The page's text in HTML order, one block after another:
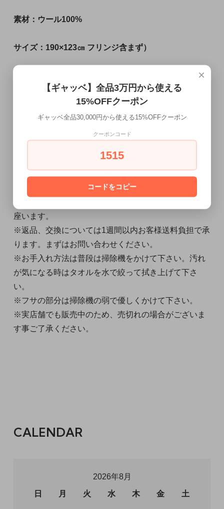
素材：ウール100%
サイズ：190×123㎝ フリンジ含まず）
色に見える場合がございます。
座います。
※返品、交換については1週間以内お客様送料負担で承
ります。まずはお問い合わせください。
※お手入れ方法は普段は掃除機をかけて下さい。汚れ
が気になる時はタオルを水で絞って拭き上げて下さ
い。
※フサの部分は掃除機の弱で優しくかけて下さい。
※実店舗でも販売中のため、売切れの場合がございま
す事ご了承ください。
CALENDAR
2026年8月
日
月 火 水 木 金 土
×
【ギャッベ】全品3万円から使える
15%OFFクーポン
ギャッベ全品30,000円から使える15%OFFクーポン
クーポンコード
1515
コードをコピー